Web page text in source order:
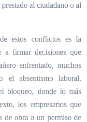
al ciudadano o al
estos conflictos es la
a firmar decisiones que
enfrentado, muchos
el absentismo laboral.
bloqueo, donde lo más
los empresarios que
de obra o un permiso de